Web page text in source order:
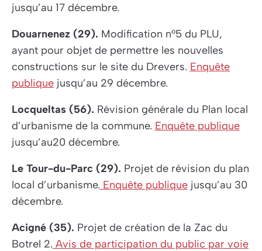
jusqu’au 17 décembre.
Douarnenez (29). Modification n°5 du PLU,
ayant pour objet de permettre les nouvelles
constructions sur le site du Drevers. Enquête
publiquejusqu’au 29 décembre.
Locqueltas (56). Révision générale du Plan local
d’urbanisme de la commune. Enquête publique
jusqu’au20 décembre.
Le Tour-du-Parc (29). Projet de révision du plan
local d’urbanisme. Enquête publiquejusqu’au 30
décembre.
Acigné (35). Projet de création de la Zac du
Botrel 2. Avis de participation du public par voie